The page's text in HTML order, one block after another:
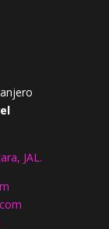
JAL.